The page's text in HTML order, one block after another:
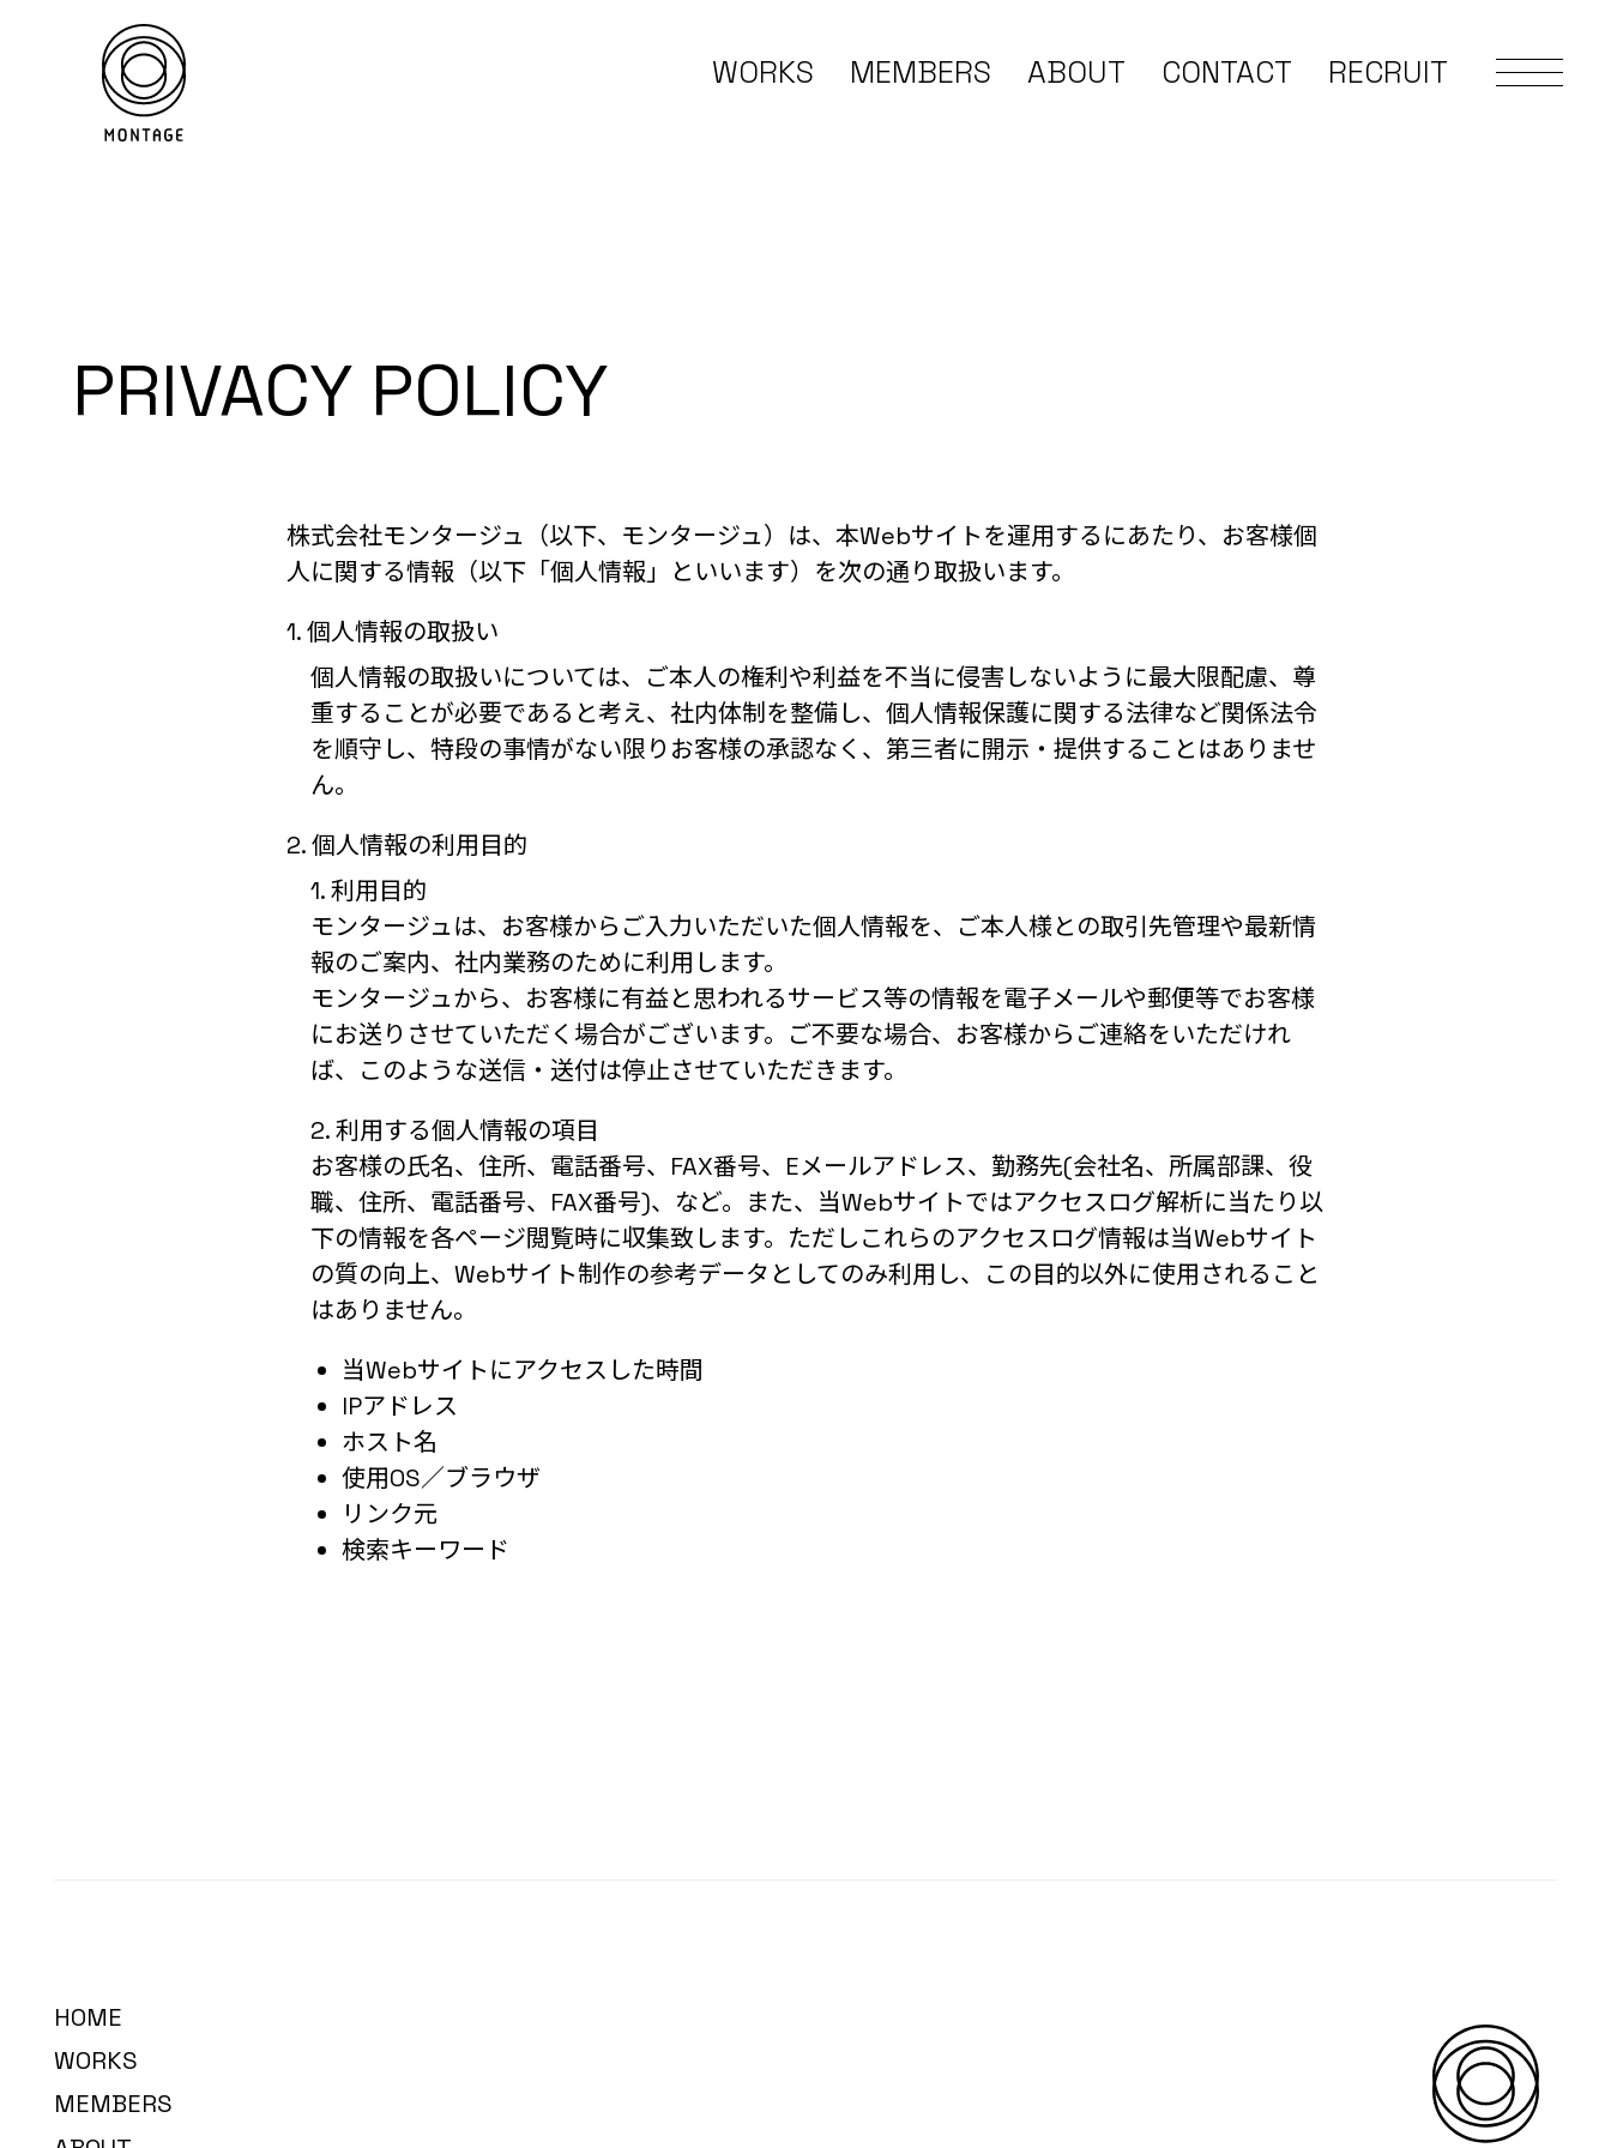
WORKS MEMBERS ABOUT CONTACT RECRUIT
PRIVACY POLICY
株式会社モンタージュ（以下、モンタージュ）は、本Webサイトを運用するにあたり、お客様個
人に関する情報（以下「個人情報」といいます）を次の通り取扱います。
1. 個人情報の取扱い
個人情報の取扱いについては、ご本人の権利や利益を不当に侵害しないように最大限配慮、尊
重することが必要であると考え、社内体制を整備し、個人情報保護に関する法律など関係法令
を順守し、特段の事情がない限りお客様の承認なく、第三者に開示・提供することはありませ
ん。
2. 個人情報の利用目的
1. 利用目的
モンタージュは、お客様からご入力いただいた個人情報を、ご本人様との取引先管理や最新情
報のご案内、社内業務のために利用します。
モンタージュから、お客様に有益と思われるサービス等の情報を電子メールや郵便等でお客様
にお送りさせていただく場合がございます。ご不要な場合、お客様からご連絡をいただけれ
ば、このような送信・送付は停止させていただきます。
2. 利用する個人情報の項目
お客様の氏名、住所、電話番号、FAX番号、Eメールアドレス、勤務先(会社名、所属部課、役
職、住所、電話番号、FAX番号)、など。また、当Webサイトではアクセスログ解析に当たり以
下の情報を各ページ閲覧時に収集致します。ただしこれらのアクセスログ情報は当Webサイト
の質の向上、Webサイト制作の参考データとしてのみ利用し、この目的以外に使用されること
はありません。
当Webサイトにアクセスした時間
IPアドレス
ホスト名
使用OS／ブラウザ
リンク元
検索キーワード
HOME
WORKS
MEMBERS